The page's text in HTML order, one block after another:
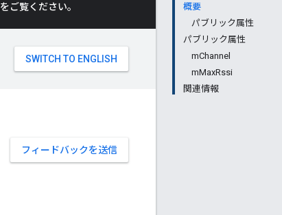
概要
パブリック属性
パブリック属性
mChannel
mMaxRssi
関連情報
をご覧ください。
フィードバックを送信